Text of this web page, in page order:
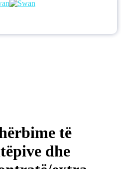
të
dhe